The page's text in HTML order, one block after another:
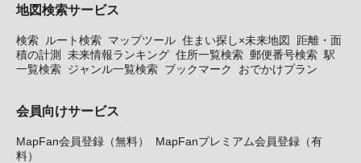
地図検索サービス
検索 ルート検索 マップツール 住まい探し×未来地図
距離・面
積の計測
未来情報ランキング 住所一覧検索 郵便番号検索 駅
一覧検索 ジャンル一覧検索 ブックマーク おでかけプラン
会員向けサービス
MapFan会員登録（無料）
MapFanプレミアム会員登録（有
料）